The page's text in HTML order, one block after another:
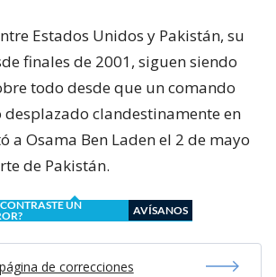
Estados Unidos y Pakistán, su
finales de 2001, siguen siendo
todo desde que un comando
clandestinamente en
a Osama Ben Laden el 2 de mayo
de Pakistán.
UN
AVÍSANOS
de correcciones